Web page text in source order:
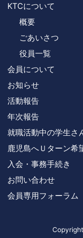
KTCについて
概要
ごあいさつ
役員一覧
会員について
お知らせ
活動報告
年次報告
就職活動中の学生さ
鹿児島へＵターン希
入会・事務手続き
お問い合わせ
会員専用フォーラム